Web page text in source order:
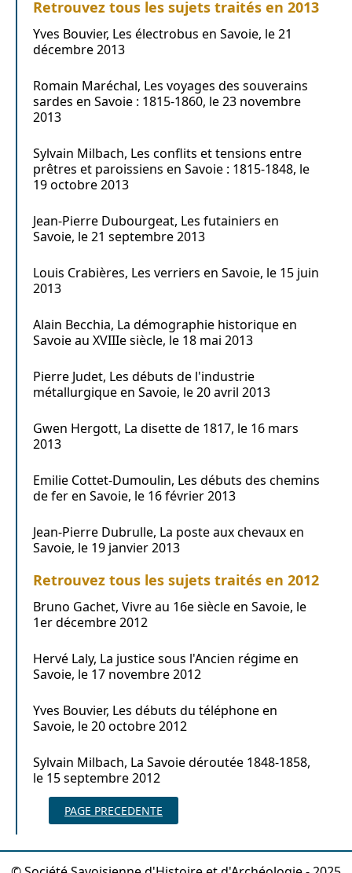
Retrouvez tous les sujets traités en 2013
Yves Bouvier, Les électrobus en Savoie, le 21
décembre 2013
Romain Maréchal, Les voyages des souverains
sardes en Savoie : 1815-1860, le 23 novembre
2013
Sylvain Milbach, Les conflits et tensions entre
prêtres et paroissiens en Savoie : 1815-1848, le
19 octobre 2013
Jean-Pierre Dubourgeat, Les futainiers en
Savoie, le 21 septembre 2013
Louis Crabières, Les verriers en Savoie, le 15 juin
2013
Alain Becchia, La démographie historique en
Savoie au XVIIIe siècle, le 18 mai 2013
Pierre Judet, Les débuts de l'industrie
métallurgique en Savoie, le 20 avril 2013
Gwen Hergott, La disette de 1817, le 16 mars
2013
Emilie Cottet-Dumoulin, Les débuts des chemins
de fer en Savoie, le 16 février 2013
Jean-Pierre Dubrulle, La poste aux chevaux en
Savoie, le 19 janvier 2013
Retrouvez tous les sujets traités en 2012
Bruno Gachet, Vivre au 16e siècle en Savoie, le
1er décembre 2012
Hervé Laly, La justice sous l'Ancien régime en
Savoie, le 17 novembre 2012
Yves Bouvier, Les débuts du téléphone en
Savoie, le 20 octobre 2012
Sylvain Milbach, La Savoie déroutée 1848-1858,
le 15 septembre 2012
PAGE PRECEDENTE